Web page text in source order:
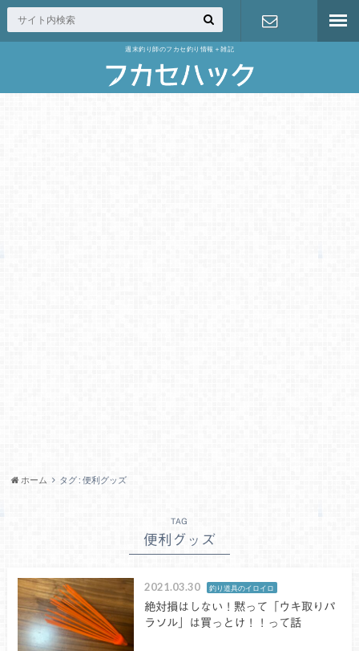
週末釣り師のフカセ釣り情報＋雑記
ホーム タグ : 便利グッズ
TAG
便利グッズ
2021.03.30 釣り道具のイロイロ
絶対損はしない！黙って「ウキ取りパ
ラソル」は買っとけ！！って話